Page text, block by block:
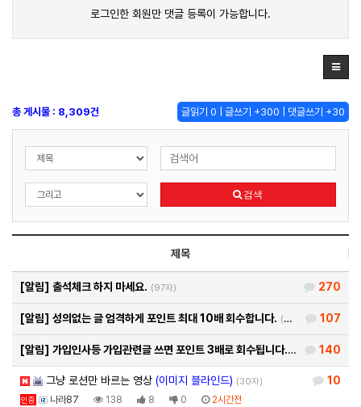
로그인한 회원만 댓글 등록이 가능합니다.
글읽기 0 | 글쓰기 +300 | 댓글쓰기 +30
총 게시물 : 8,309건
검색
제목
270
[알림] 출석체크 하지 마세요. (97자)
107
[알림] 성의없는 글 엄격하게 포인트 최대 10배 회수합니다. (26자)
140
[알림] 가입인사등 가입관련글 쓰면 포인트 3배로 회수됩니다. (93자)
10
그냥 로션만 바르는 영상 (이미지 블라인드) (30자)
인증 나라87 138 8 0 2시간전